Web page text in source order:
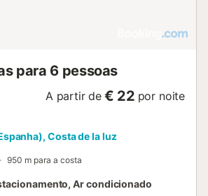
para 6 pessoas
A partir de € 22 por noite
Costa de la luz
950 m para a costa
Ar condicionado